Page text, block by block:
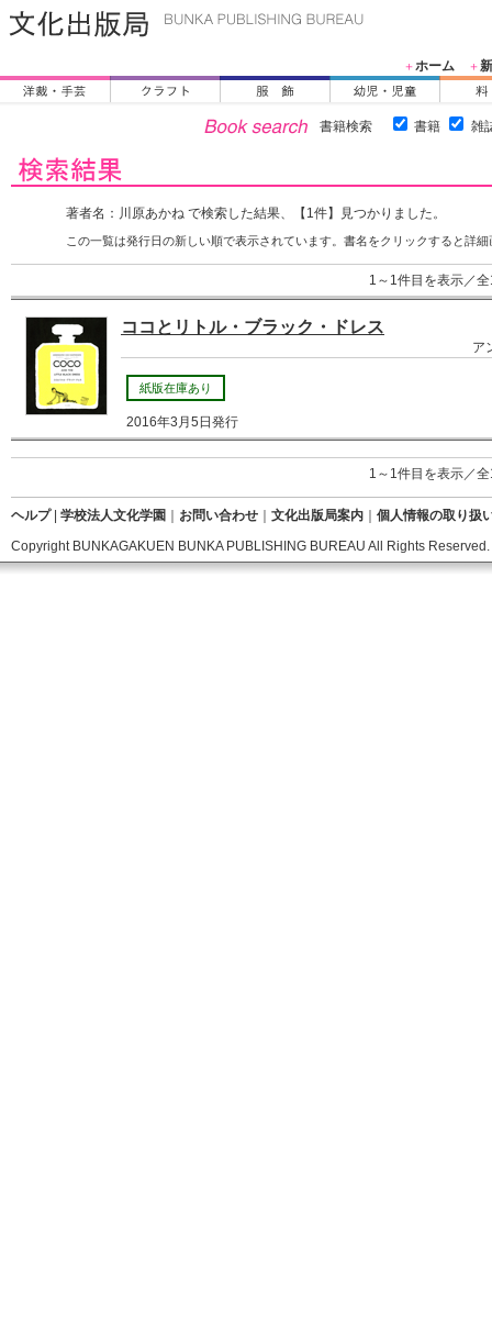
＋ホーム ＋
書籍検索 書籍 雑
著者名：川原あかね で検索した結果、【1件】見つかりました。
この一覧は発行日の新しい順で表示されています。書名をクリックすると詳
1～1件目を表示／
ココとリトル・ブラック・ドレス
ア
紙版在庫あり
2016年3月5日発行
1～1件目を表示／
ヘルプ| 学校法人文化学園 お問い合わせ 文化出版局案内
個人情報の取り扱
Copyright BUNKAGAKUEN BUNKA PUBLISHING BUREAU All Rights Reserved.